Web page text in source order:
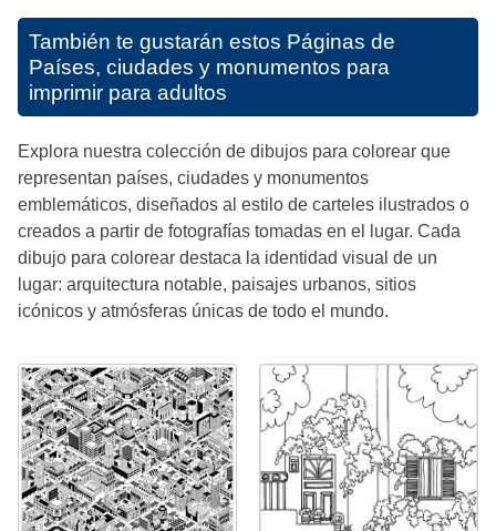
También te gustarán estos Páginas de
Países, ciudades y monumentos para
imprimir para adultos
Explora nuestra colección de dibujos para colorear que
representan países, ciudades y monumentos
emblemáticos, diseñados al estilo de carteles ilustrados o
creados a partir de fotografías tomadas en el lugar. Cada
dibujo para colorear destaca la identidad visual de un
lugar: arquitectura notable, paisajes urbanos, sitios
icónicos y atmósferas únicas de todo el mundo.